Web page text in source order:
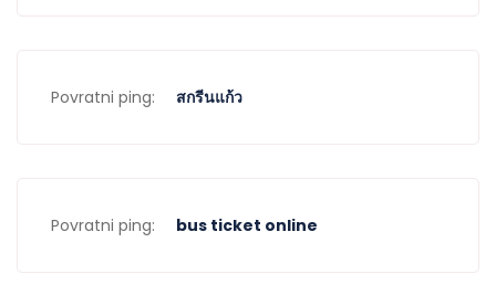
Povratni ping: สกรีนแก้ว
Povratni ping: bus ticket online